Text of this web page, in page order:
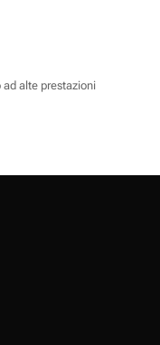
alte prestazioni